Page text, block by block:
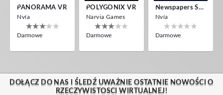
PANORAMA VR
Nvía
Darmowe
POLYGONIX VR
Narvia Games
Darmowe
Newspapers Spain VR
Nvía
Darmowe
DOŁĄCZ DO NAS I ŚLEDŹ UWAŻNIE OSTATNIE NOWOŚCI O
RZECZYWISTOSCI WIRTUALNEJ!